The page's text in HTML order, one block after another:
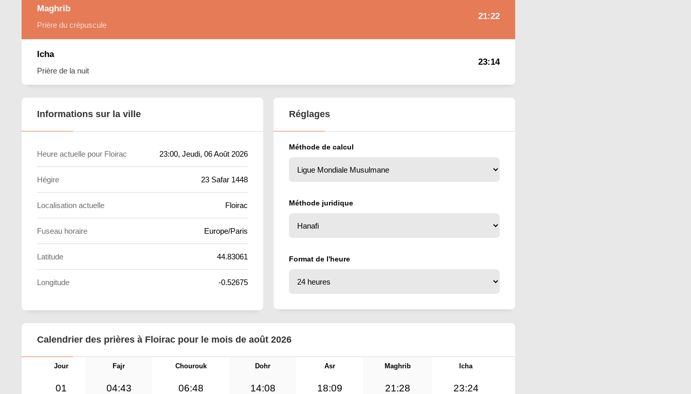
Maghrib
Prière du crépuscule
21:22
Icha
Prière de la nuit
23:14
Informations sur la ville
Heure actuelle pour Floirac 23:00, Jeudi, 06 Août 2026
Hégire 23 Safar 1448
Localisation actuelle Floirac
Fuseau horaire Europe/Paris
Latitude 44.83061
Longitude -0.52675
Réglages
Méthode de calcul
Méthode juridique
Format de l'heure
Calendrier des prières à Floirac pour le mois de août 2026
Jour Fajr Chourouk Dohr Asr Maghrib Icha
01 04:43 06:48 14:08 18:09 21:28 23:24